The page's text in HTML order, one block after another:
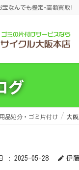
なんでも鑑定･高額買取!
グ
品処分・ゴミ片付け 大
: 2025-05-28 伊